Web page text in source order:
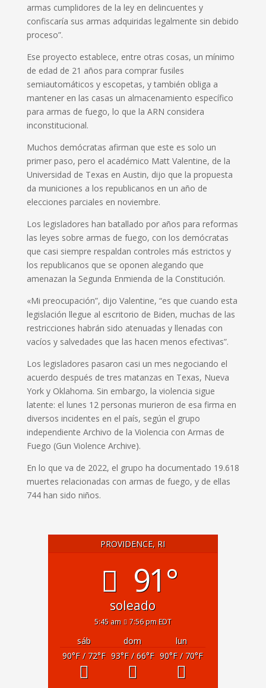
armas cumplidores de la ley en delincuentes y
confiscaría sus armas adquiridas legalmente sin debido
proceso”.
Ese proyecto establece, entre otras cosas, un mínimo
de edad de 21 años para comprar fusiles
semiautomáticos y escopetas, y también obliga a
mantener en las casas un almacenamiento específico
para armas de fuego, lo que la ARN considera
inconstitucional.
Muchos demócratas afirman que este es solo un
primer paso, pero el académico Matt Valentine, de la
Universidad de Texas en Austin, dijo que la propuesta
da municiones a los republicanos en un año de
elecciones parciales en noviembre.
Los legisladores han batallado por años para reformas
las leyes sobre armas de fuego, con los demócratas
que casi siempre respaldan controles más estrictos y
los republicanos que se oponen alegando que
amenazan la Segunda Enmienda de la Constitución.
«Mi preocupación”, dijo Valentine, “es que cuando esta
legislación llegue al escritorio de Biden, muchas de las
restricciones habrán sido atenuadas y llenadas con
vacíos y salvedades que las hacen menos efectivas”.
Los legisladores pasaron casi un mes negociando el
acuerdo después de tres matanzas en Texas, Nueva
York y Oklahoma. Sin embargo, la violencia sigue
latente: el lunes 12 personas murieron de esa firma en
diversos incidentes en el país, según el grupo
independiente Archivo de la Violencia con Armas de
Fuego (Gun Violence Archive).
En lo que va de 2022, el grupo ha documentado 19.618
muertes relacionadas con armas de fuego, y de ellas
744 han sido niños.
PROVIDENCE, RI
91°
soleado
5:45 am 7:56 pm EDT
sáb dom
lun
90°F/ 72°F 93°F/ 66°F 90°F/ 70°F